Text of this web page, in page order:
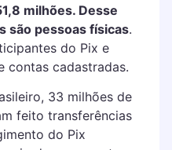
milhões. Desse
são pessoas físicas.
do Pix e
contas cadastradas.
33 milhões de
feito transferências
do Pix